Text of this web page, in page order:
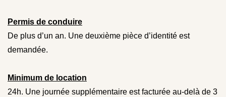
Permis de conduire
De plus d’un an. Une deuxième pièce d’identité est
demandée.
Minimum de location
24h. Une journée supplémentaire est facturée au-delà de 3